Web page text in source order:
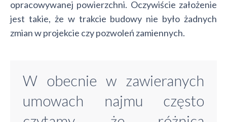
opracowywanej powierzchni. Oczywiście założenie
jest takie, że w trakcie budowy nie było żadnych
zmian w projekcie czy pozwoleń zamiennych.
W obecnie w zawieranych
umowach najmu często